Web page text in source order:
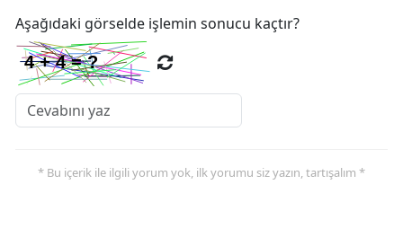
Aşağıdaki görselde işlemin sonucu kaçtır?
* Bu içerik ile ilgili yorum yok, ilk yorumu siz yazın, tartışalım *